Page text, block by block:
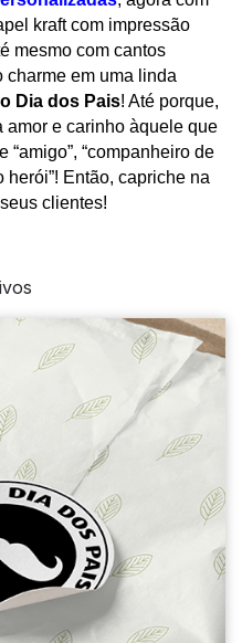
kraft com impressão
mesmo com cantos
Dia dos Pais! Até porque,
amor e carinho àquele que
“companheiro de
herói”! Então, capriche na
clientes!